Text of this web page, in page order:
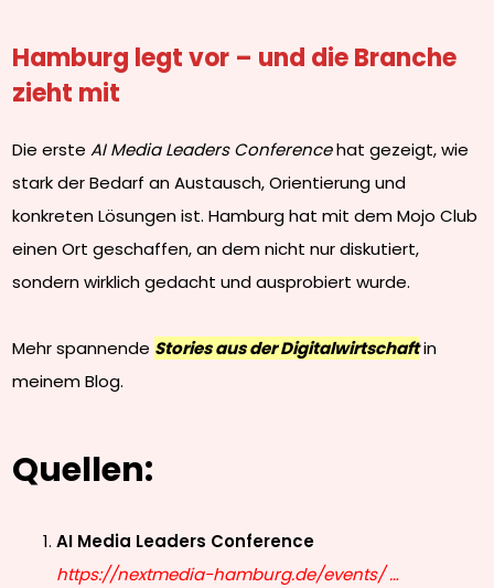
Hamburg legt vor – und die Branche
zieht mit
Die ersteAI Media Leaders Conferencehat gezeigt, wie
stark der Bedarf an Austausch, Orientierung und
konkreten Lösungen ist. Hamburg hat mit dem Mojo Club
einen Ort geschaffen, an dem nicht nur diskutiert,
sondern wirklich gedacht und ausprobiert wurde.
Mehr spannende Stories aus der Digitalwirtschaftin
meinem Blog.
Quellen:
AI Media Leaders Conference
https://nextmedia-hamburg.de/events/ …